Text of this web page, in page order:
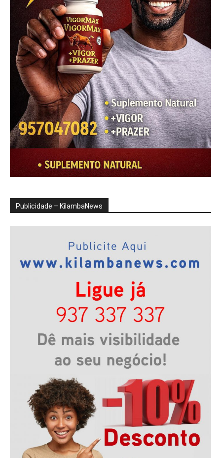
Publicidade – KilambaNews